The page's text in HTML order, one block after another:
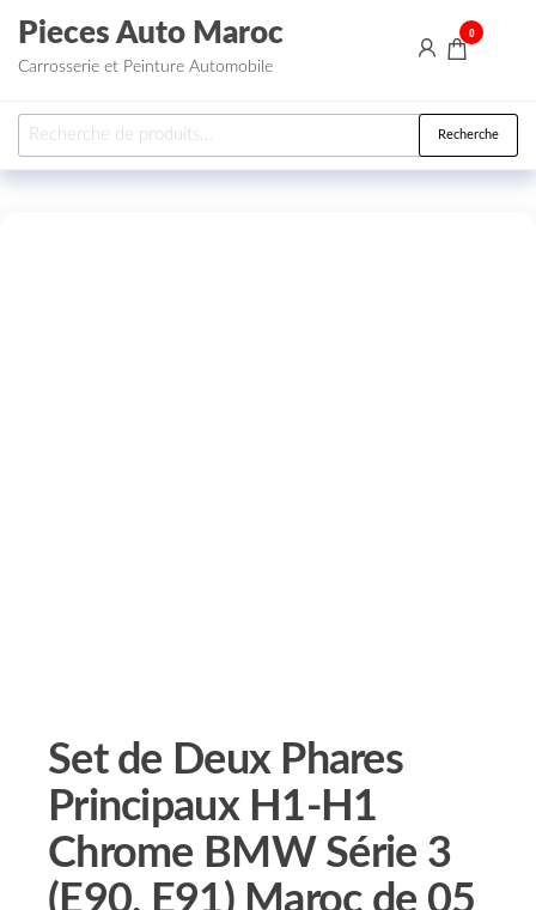
Aller au contenu
Pieces Auto Maroc
Carrosserie et Peinture Automobile
0
Recherche pour : Recherche
Set de Deux Phares
Principaux H1-H1
Chrome BMW Série 3
(E90, E91) Maroc de 05